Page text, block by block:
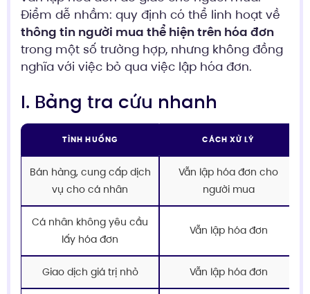
Điểm dễ nhầm: quy định có thể linh hoạt về
thông tin người mua thể hiện trên hóa đơn
trong một số trường hợp, nhưng không đồng
nghĩa với việc bỏ qua việc lập hóa đơn.
I. Bảng tra cứu nhanh
TÌNH HUỐNG CÁCH XỬ LÝ
Bán hàng, cung cấp dịch
vụ cho cá nhân
Vẫn lập hóa đơn cho
người mua
Cá nhân không yêu cầu
lấy hóa đơn
Vẫn lập hóa đơn
Giao dịch giá trị nhỏ Vẫn lập hóa đơn